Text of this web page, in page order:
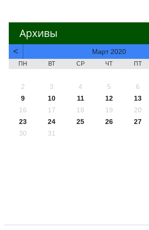
Архивы
< Март 2020
ПН ВТ СР ЧТ ПТ
2
3 4 5 6
9
10 11 12 13
16
17 18 19 20
23
24 25 26 27
30
31